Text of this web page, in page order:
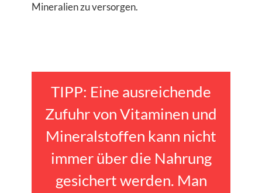
Mineralien zu versorgen.
TIPP: Eine ausreichende
Zufuhr von Vitaminen und
Mineralstoffen kann nicht
immer über die Nahrung
gesichert werden. Man